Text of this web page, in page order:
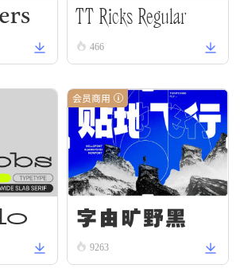
TT Ricks Regular
466
会员商用
字由旷野黑
9263